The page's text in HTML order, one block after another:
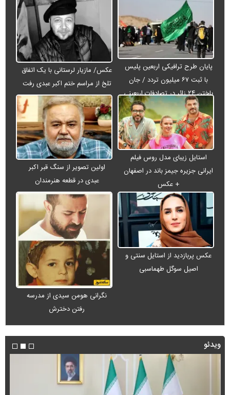
پایان طرح ترافیکی اربعین پلیس
با ثبت ۶۷ میلیون تردد / جان
باختن ۲۴ زائر در تصادفات اربعینی
عکس/ مازیار لرستانی با یک اتفاق
تلخ از مراسم ختم اکبر عبدی رفت
استایل زیبای مدل روس فیلم
ایرانی جزیره جیمز باند در اصفهان
+ عکس
اولین تصویر از سنگ قبر اکبر
عبدی در قطعه هنرمندان
عکس پربازدید از استایل سنتی و
اصیل سوگل طهماسبی
نگرانی هومن سیدی از مدرسه
رفتن دخترش
ویدئو